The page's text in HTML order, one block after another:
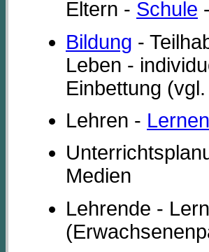
Eltern - Schule
Bildung -
Leben -
Einbettung
Lehren - Lernen
Medien
Lehrende -